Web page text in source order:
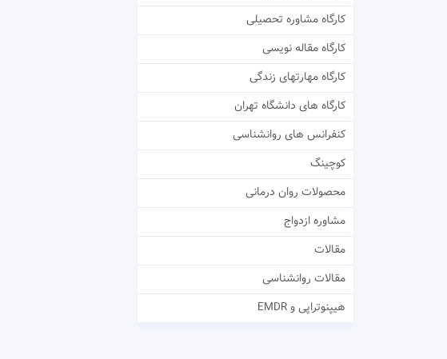
کارگاه مشاوره تحصیلی
کارگاه مقاله نویسی
کارگاه مهارتهای زندگی
کارگاه های دانشگاه تهران
کنفرانس های روانشناسی
کوچینگ
محصولات روان درمانی
مشاوره ازدواج
مقالات
مقالات روانشناسی
هیپنوتراپی و EMDR